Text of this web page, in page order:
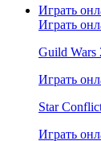
Играть
Играть
Guild Wars
Играть
Star
Играть